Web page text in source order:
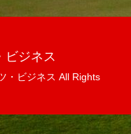
ビジネス
・ビジネス All Rights